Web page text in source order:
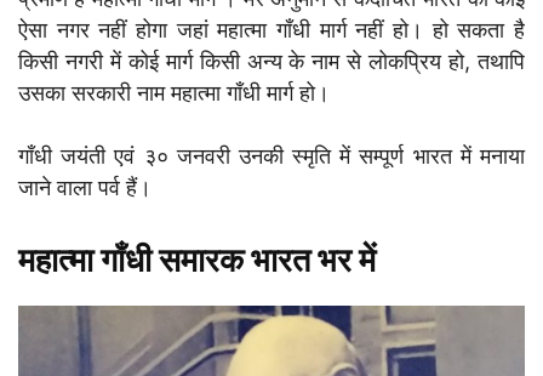
ऐसा नगर नहीं होगा जहां महात्मा गाँधी मार्ग नहीं हो। हो सकता है
किसी नगरी में कोई मार्ग किसी अन्य के नाम से लोकप्रिय हो, तथापि
उसका सरकारी नाम महात्मा गाँधी मार्ग हो।
गाँधी जयंती एवं ३० जनवरी उनकी स्मृति में सम्पूर्ण भारत में मनाया
जाने वाला पर्व हैं।
महात्मा गाँधी समारक भारत भर में